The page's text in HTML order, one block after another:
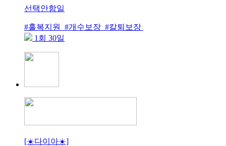
선택안함일
#홀복지원 #개수보장 #칼퇴보장
1회 30일
[☀️다이아☀️]